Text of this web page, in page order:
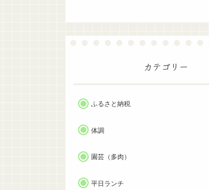
カテゴリー
ふるさと納税
体調
園芸（多肉）
平日ランチ